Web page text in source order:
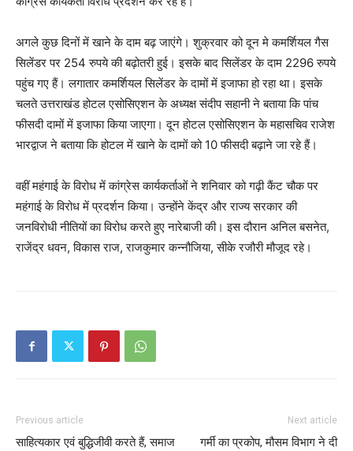
अगले कुछ दिनों में खाने के दाम बढ़ जाएंगे। शुक्रवार को दून मे कमर्शियल गैस
सिलेंडर पर 254 रुपये की बढ़ोतरी हुई। इसके बाद सिलेंडर के दाम 2296 रुपये
पहुंच गए हैं। लगातार कमर्शियल सिलेंडर के दामों में इजाफा हो रहा था। इसके
चलते उत्तराखंड होटल एसोसिएशन के अध्यक्ष संदीप सहानी ने बताया कि पांच
फीसदी दामों में इजाफा किया जाएगा। दून होटल एसोसिएशन के महासचिव राजेश
भारद्वाज ने बताया कि होटल में खाने के दामों को 10 फीसदी बढ़ाने जा रहे हैं।
वहीं महंगाई के विरोध में कांग्रेस कार्यकर्ताओं ने शनिवार को गढ़ी कैंट चौक पर
महंगाई के विरोध में प्रदर्शन किया। उन्होंने केंद्र और राज्य सरकार की
जनविरोधी नीतियों का विरोध करते हुए नारेबाजी की। इस दौरान अनिल बसनेत,
राजेंद्र धवन, विकास राज, राजकुमार कन्नौजिया, सीके रजौरी मौजूद रहे।
Previous article
साहित्यकार एवं बुद्धिजीवी करते हैं, समाज
Next article
गर्मी का प्रकोप, मौसम विभाग ने दी